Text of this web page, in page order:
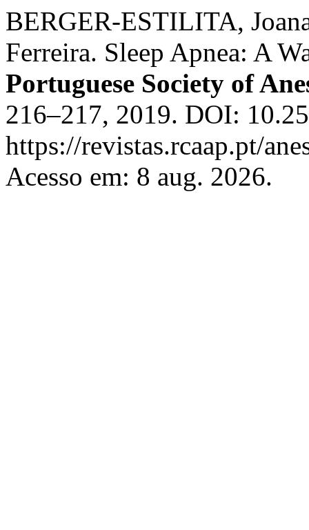
BERGER-ESTILITA,
Ferreira. Sleep Apnea: A
Portuguese Society of
216–217, 2019. DOI:
https://revistas.rcaap.pt/
Acesso em: 8 aug. 2026.